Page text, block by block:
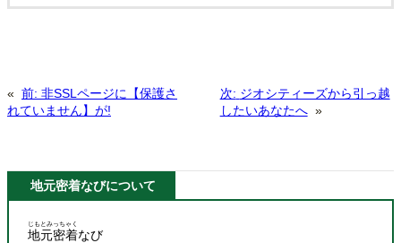
« 前: 非SSLページに【保護さ
れていません】が!
次: ジオシティーズから引っ越
したいあなたへ »
地元密着なびについて
地元密着
じもとみっちゃく
なび